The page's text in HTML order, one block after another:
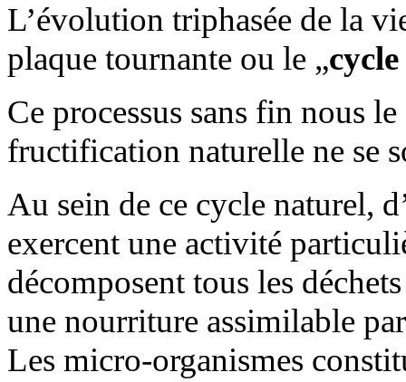
L’évolution triphasée de la
plaque tournante ou le „
Ce processus sans fin nous
fructification naturelle ne se
Au sein de ce cycle naturel,
exercent une activité
décomposent tous les
une nourriture assimilable
Les micro-organismes